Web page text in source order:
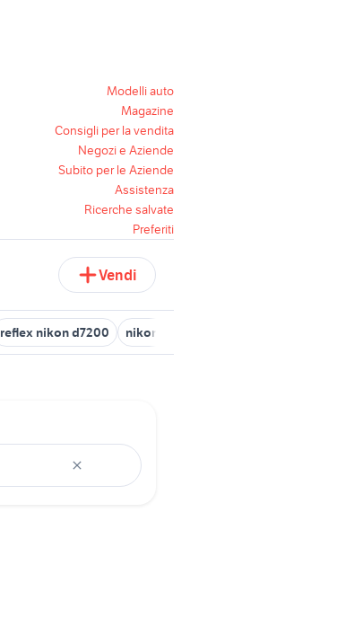
Modelli auto
Magazine
Consigli per la vendita
Negozi e Aziende
Subito per le Aziende
Assistenza
Ricerche salvate
Preferiti
Vendi
reflex nikon d7200 nikon 300mm f2.8